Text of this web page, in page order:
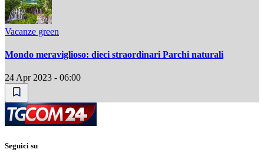
Vacanze green
Mondo meraviglioso: dieci straordinari Parchi naturali
24 Apr 2023 - 06:00
Seguici su